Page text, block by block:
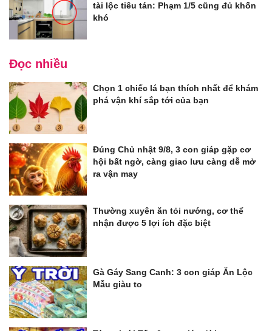
tài lộc tiêu tán: Phạm 1/5 cũng đủ khốn
khó
Đọc nhiều
Chọn 1 chiếc lá bạn thích nhất để khám
phá vận khí sắp tới của bạn
Đúng Chủ nhật 9/8, 3 con giáp gặp cơ
hội bất ngờ, càng giao lưu càng dễ mở
ra vận may
Thường xuyên ăn tỏi nướng, cơ thể
nhận được 5 lợi ích đặc biệt
Gà Gáy Sang Canh: 3 con giáp Ăn Lộc
Mẫu giàu to